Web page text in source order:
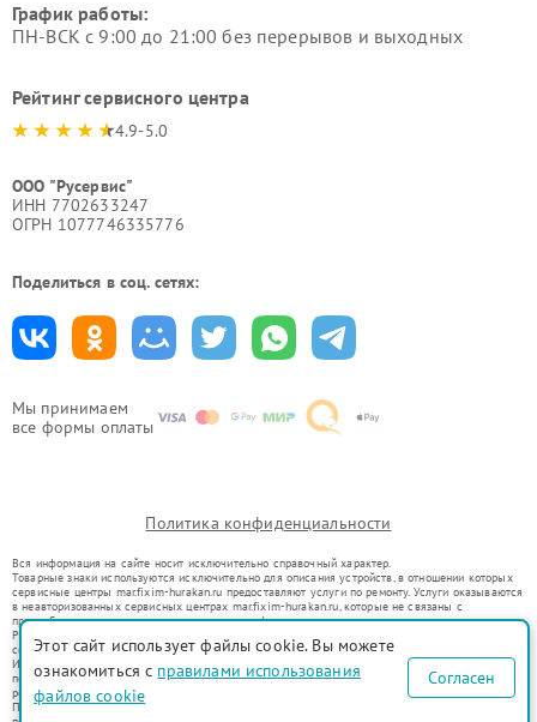
Мы принимаем
все формы оплаты
График работы:
ПН-ВСК с 9:00 до 21:00 без перерывов и выходных
Рейтинг сервисного центра
4.9-5.0
ООО "Русервис"
ИНН 7702633247
ОГРН 1077746335776
Поделиться в соц. сетях:
Политика конфиденциальности
Вся информация на сайте носит исключительно справочный характер.
Товарные знаки используются исключительно для описания устройств, в отношении которых
сервисные центры mar.fixim-hurakan.ru предоставляют услуги по ремонту. Услуги оказываются
в неавторизованных сервисных центрах mar.fixim-hurakan.ru, которые не связаны с
правообладателями товарных знаков или их официальными представителями.
Ремонт осуществляется для устройств, уже введенных в гражданский оборот в соответствии
со статьей 1487 ГК РФ.
Использование товарных знаков не преследует цели индивидуализации услуг или введения
потребителей в заблуждение, а служит для информирования о предоставляемых услугах по
ремонту техники указанных брендов.
Представленная на сайте информация не является публичной офертой, определяемой
Этот сайт использует файлы cookie. Вы можете
ознакомиться с правилами использования
файлов cookie
Согласен